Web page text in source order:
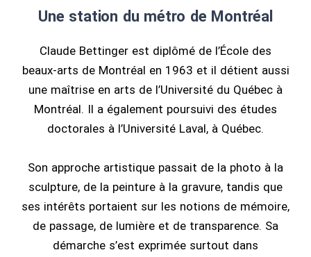
Une station du métro de Montréal
Claude Bettinger est diplômé de l’École des
beaux-arts de Montréal en 1963 et il détient aussi
une maîtrise en arts de l’Université du Québec à
Montréal. Il a également poursuivi des études
doctorales à l’Université Laval, à Québec.
Son approche artistique passait de la photo à la
sculpture, de la peinture à la gravure, tandis que
ses intérêts portaient sur les notions de mémoire,
de passage, de lumière et de transparence. Sa
démarche s’est exprimée surtout dans